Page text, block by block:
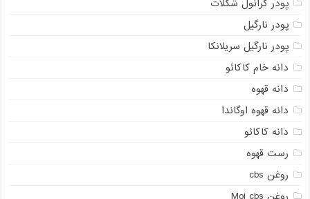
پودر گرانول شکلات
پودر نارگیل
پودر نارگیل سریلانکا
دانه خام کاکائو
دانه قهوه
دانه قهوه اوگاندا
دانه کاکائو
رست قهوه
روغن cbs